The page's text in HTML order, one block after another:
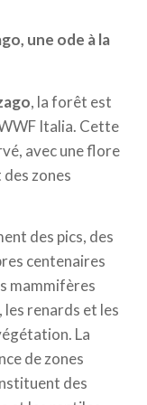
au parc ou sur
le royaume
9 000
de la
et sillonné
diverses
chevesnes,
tandis
une ode à la
, la forêt est
Italia. Cette
avec une flore
zones
des pics, des
centenaires
mammifères
les renards et les
La
de zones
des